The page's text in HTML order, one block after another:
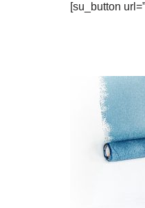
[su_button